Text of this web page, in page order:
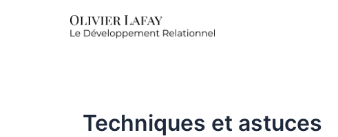
Techniques et astuces